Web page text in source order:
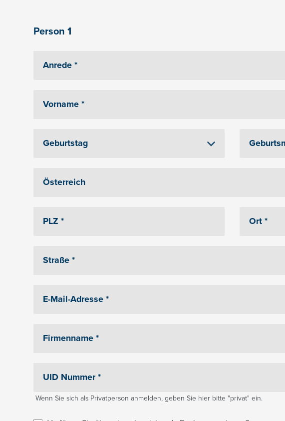
Person 1
Wenn Sie sich als Privatperson anmelden, geben Sie hier bitte "privat" ein.